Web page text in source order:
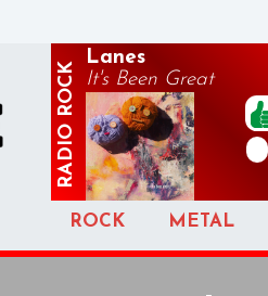
RADIO
ROCK
Lanes
It's Been Great
ROCK METAL